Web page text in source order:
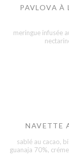
PAVLOVA À
meringue infusée
NAVETTE
sablé au cacao,
guanaja 70%,